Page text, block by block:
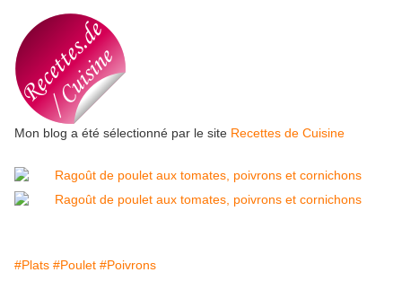
Mon blog a été sélectionné par le site Recettes de Cuisine
#Plats #Poulet #Poivrons